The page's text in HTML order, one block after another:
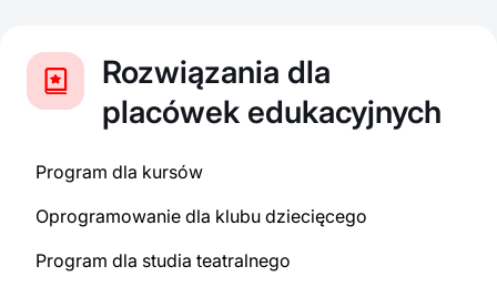
Rozwiązania dla
placówek edukacyjnych
Program dla kursów
Oprogramowanie dla klubu dziecięcego
Program dla studia teatralnego